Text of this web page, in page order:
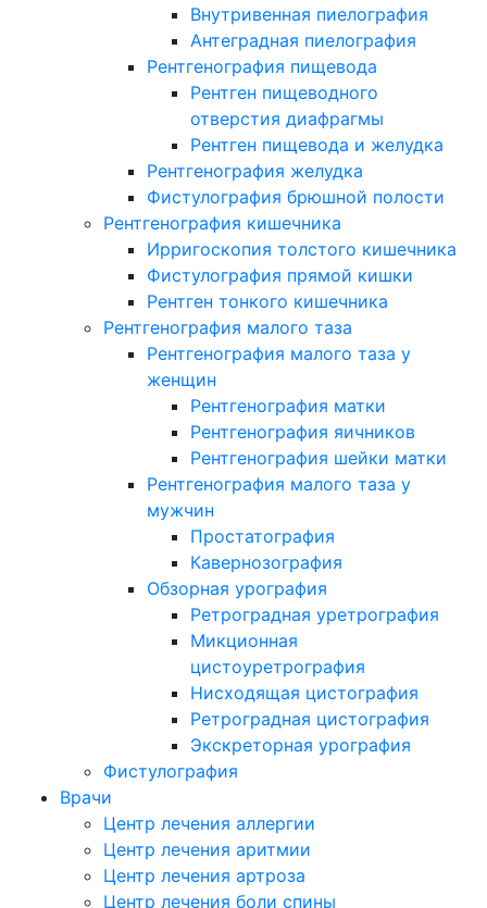
Внутривенная пиелография
Антеградная пиелография
Рентгенография пищевода
Рентген пищеводного
отверстия диафрагмы
Рентген пищевода и желудка
Рентгенография желудка
Фистулография брюшной полости
Рентгенография кишечника
Ирригоскопия толстого кишечника
Фистулография прямой кишки
Рентген тонкого кишечника
Рентгенография малого таза
Рентгенография малого таза у
женщин
Рентгенография матки
Рентгенография яичников
Рентгенография шейки матки
Рентгенография малого таза у
мужчин
Простатография
Кавернозография
Обзорная урография
Ретроградная уретрография
Микционная
цистоуретрография
Нисходящая цистография
Ретроградная цистография
Экскреторная урография
Фистулография
Врачи
Центр лечения аллергии
Центр лечения аритмии
Центр лечения артроза
Центр лечения боли спины